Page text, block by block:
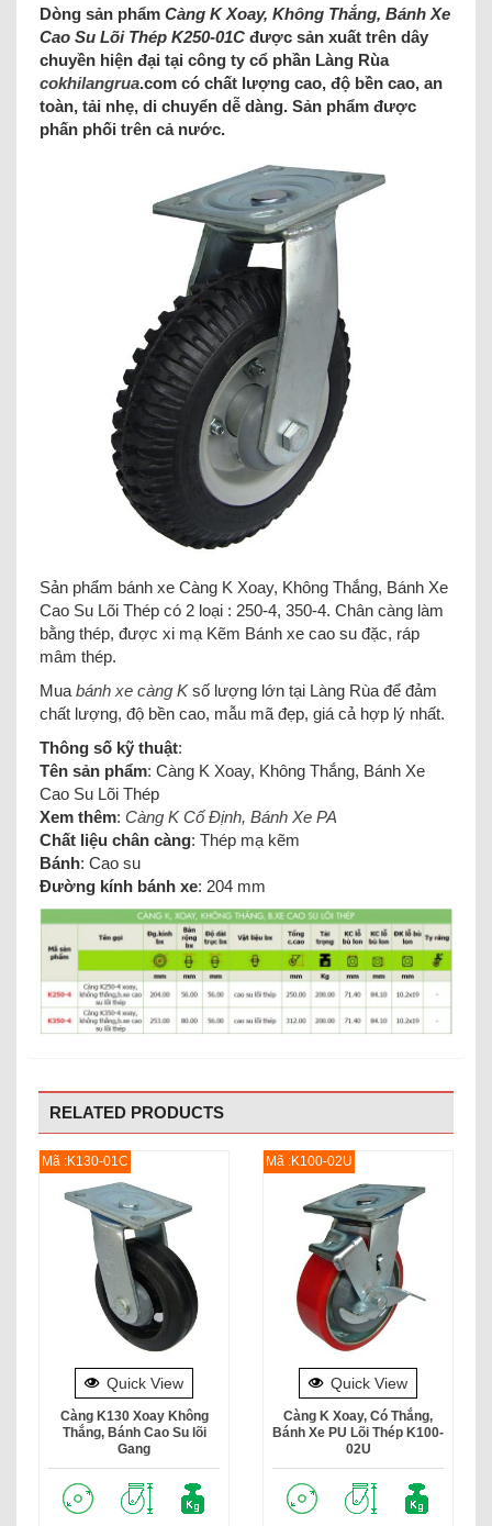
Dòng sản phẩm Càng K Xoay, Không Thắng, Bánh Xe
Cao Su Lõi Thép K250-01C được sản xuất trên dây
chuyền hiện đại tại công ty cổ phần Làng Rùa
cokhilangrua.com có chất lượng cao, độ bền cao, an
toàn, tải nhẹ, di chuyển dễ dàng. Sản phẩm được
phấn phối trên cả nước.
Sản phẩm bánh xe Càng K Xoay, Không Thắng, Bánh Xe
Cao Su Lõi Thép có 2 loại : 250-4, 350-4. Chân càng làm
bằng thép, được xi mạ Kẽm Bánh xe cao su đặc, ráp
mâm thép.
Mua bánh xe càng Ksố lượng lớn tại Làng Rùa để đảm
chất lượng, độ bền cao, mẫu mã đẹp, giá cả hợp lý nhất.
Thông số kỹ thuật:
Tên sản phẩm: Càng K Xoay, Không Thắng, Bánh Xe
Cao Su Lõi Thép
Xem thêm: Càng K Cố Định, Bánh Xe PA
Chất liệu chân càng: Thép mạ kẽm
Bánh: Cao su
Đường kính bánh xe: 204 mm
RELATED PRODUCTS
Mã :K130-01C
Quick View
Càng K130 Xoay Không
Thắng, Bánh Cao Su lõi
Gang
Mã :K100-02U
Quick View
Càng K Xoay, Có Thắng,
Bánh Xe PU Lõi Thép K100-
02U